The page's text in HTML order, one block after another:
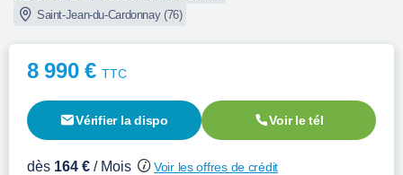
Saint-Jean-du-Cardonnay (76)
8 990 €TTC
Vérifier la dispo Voir le tél
dès 164 € / Mois Voir les offres de crédit